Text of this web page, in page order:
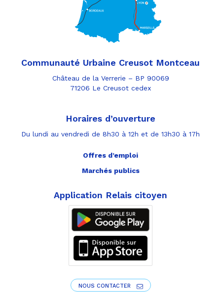
Communauté Urbaine Creusot Montceau
Château de la Verrerie – BP 90069
71206 Le Creusot cedex
Horaires d’ouverture
Du lundi au vendredi de 8h30 à 12h et de 13h30 à 17h
Offres d’emploi
Marchés publics
Application Relais citoyen
NOUS CONTACTER